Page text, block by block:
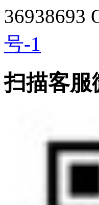
36938693
号-1
扫描客服